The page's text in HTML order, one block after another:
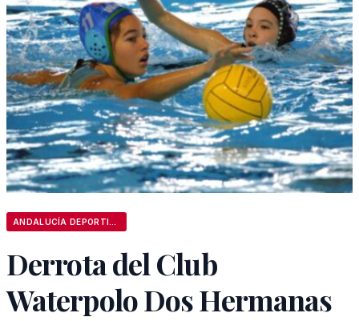
Derrota del Club
Waterpolo Dos Hermanas